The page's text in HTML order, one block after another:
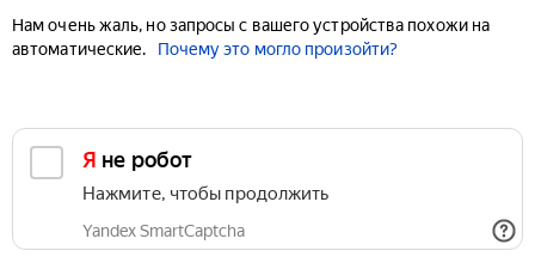
Нам очень жаль, но запросы с вашего устройства похожи на
автоматические.
Почему это могло произойти?
Я не робот
Нажмите, чтобы продолжить
Yandex SmartCaptcha